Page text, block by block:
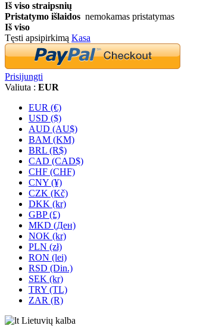
Iš viso straipsnių
Pristatymo išlaidos nemokamas pristatymas
Iš viso
Tęsti apsipirkimą Kasa
Prisijungti
Valiuta : EUR
EUR (€)
USD ($)
AUD (AU$)
BAM (KM)
BRL (R$)
CAD (CAD$)
CHF (CHF)
CNY (¥)
CZK (Kč)
DKK (kr)
GBP (£)
MKD (Ден)
NOK (kr)
PLN (zł)
RON (lei)
RSD (Din.)
SEK (kr)
TRY (TL)
ZAR (R)
Lietuvių kalba